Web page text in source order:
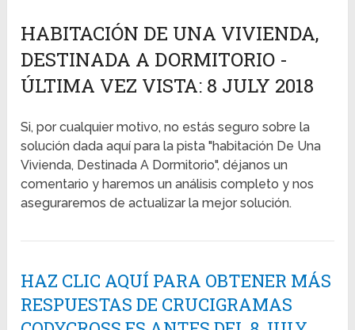
HABITACIÓN DE UNA VIVIENDA,
DESTINADA A DORMITORIO -
ÚLTIMA VEZ VISTA: 8 JULY 2018
Si, por cualquier motivo, no estás seguro sobre la
solución dada aquí para la pista "habitación De Una
Vivienda, Destinada A Dormitorio", déjanos un
comentario y haremos un análisis completo y nos
aseguraremos de actualizar la mejor solución.
HAZ CLIC AQUÍ PARA OBTENER MÁS
RESPUESTAS DE CRUCIGRAMAS